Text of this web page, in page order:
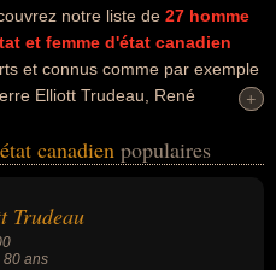
notre liste de 27 homme
et femme d'état canadien
et connus comme par exemple
Elliott Trudeau, René
Bill Bennett, Pierre Juneau...
la littérature, de la radio, de la
Ces célébrités peuvent
politique, premier ministre,
+
+
canadien populaires
Trudeau
80 ans